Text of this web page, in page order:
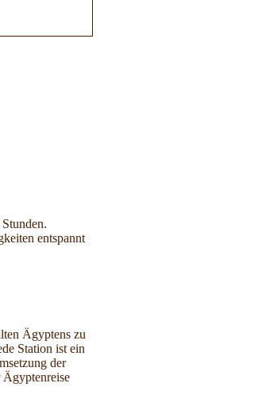
entspannt
Ägyptens zu
Station ist ein
der